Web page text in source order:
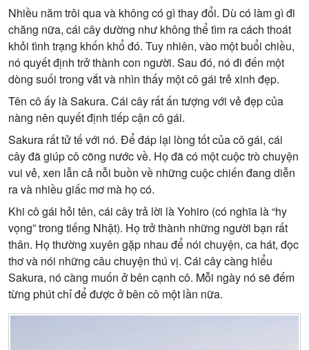
Nhiều năm trôi qua và không có gì thay đổi. Dù có làm gì đi
chăng nữa, cái cây dường như không thể tìm ra cách thoát
khỏi tình trạng khốn khổ đó. Tuy nhiên, vào một buổi chiều,
nó quyết định trở thành con người. Sau đó, nó đi đến một
dòng suối trong vắt và nhìn thấy một cô gái trẻ xinh đẹp.
Tên cô ấy là Sakura. Cái cây rất ấn tượng với vẻ đẹp của
nàng nên quyết định tiếp cận cô gái.
Sakura rất tử tế với nó. Để đáp lại lòng tốt của cô gái, cái
cây đã giúp cô cõng nước về. Họ đã có một cuộc trò chuyện
vui vẻ, xen lẫn cả nỗi buồn về những cuộc chiến đang diễn
ra và nhiều giấc mơ mà họ có.
Khi cô gái hỏi tên, cái cây trả lời là Yohiro (có nghĩa là “hy
vọng” trong tiếng Nhật). Họ trở thành những người bạn rất
thân. Họ thường xuyên gặp nhau để nói chuyện, ca hát, đọc
thơ và nói những câu chuyện thú vị. Cái cây càng hiểu
Sakura, nó càng muốn ở bên cạnh cô. Mỗi ngày nó sẽ đếm
từng phút chỉ để được ở bên cô một lần nữa.